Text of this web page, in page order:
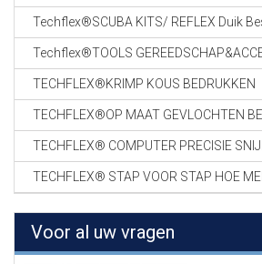
Techflex®SCUBA KITS/ REFLEX Duik
Techflex®TOOLS
TECHFLEX®KRIMP KOUS BEDRUKKEN
TECHFLEX®OP MAAT GEVLOCHTEN
TECHFLEX® COMPUTER PRECISIE
TECHFLEX® STAP VOOR STAP HOE
Voor al uw vragen